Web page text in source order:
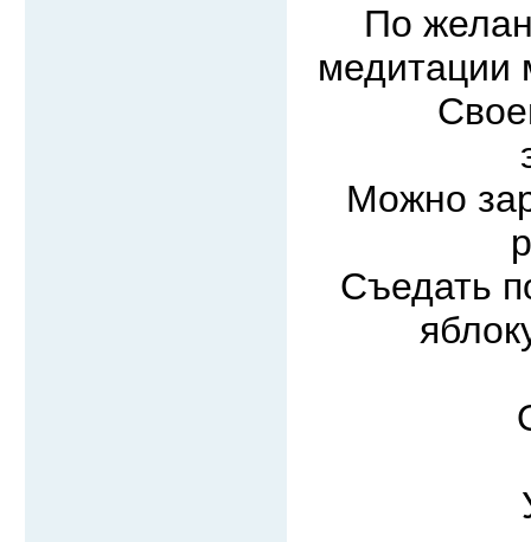
По
медитации
Можно
Съедать